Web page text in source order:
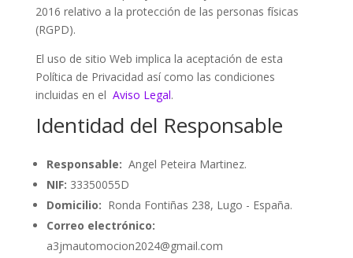
2016 relativo a la protección de las personas físicas
(RGPD).
El uso de sitio Web implica la aceptación de esta
Política de Privacidad así como las condiciones
incluidas en el Aviso Legal.
Identidad del Responsable
Responsable: Angel Peteira Martinez.
NIF: 33350055D
Domicilio: Ronda Fontiñas 238, Lugo - España.
Correo electrónico:
a3jmautomocion2024@gmail.com